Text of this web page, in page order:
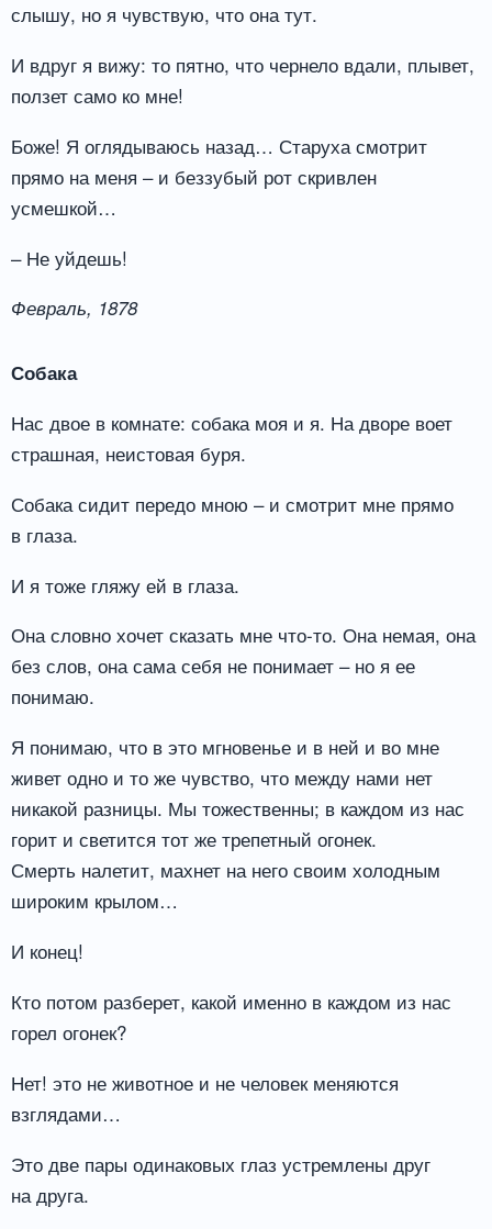
слышу, но я чувствую, что она тут.
И вдруг я вижу: то пятно, что чернело вдали, плывет,
ползет само ко мне!
Боже! Я оглядываюсь назад… Старуха смотрит
прямо на меня – и беззубый рот скривлен
усмешкой…
– Не уйдешь!
Февраль, 1878
Собака
Нас двое в комнате: собака моя и я. На дворе воет
страшная, неистовая буря.
Собака сидит передо мною – и смотрит мне прямо
в глаза.
И я тоже гляжу ей в глаза.
Она словно хочет сказать мне что-то. Она немая, она
без слов, она сама себя не понимает – но я ее
понимаю.
Я понимаю, что в это мгновенье и в ней и во мне
живет одно и то же чувство, что между нами нет
никакой разницы. Мы тожественны; в каждом из нас
горит и светится тот же трепетный огонек.
Смерть налетит, махнет на него своим холодным
широким крылом…
И конец!
Кто потом разберет, какой именно в каждом из нас
горел огонек?
Нет! это не животное и не человек меняются
взглядами…
Это две пары одинаковых глаз устремлены друг
на друга.